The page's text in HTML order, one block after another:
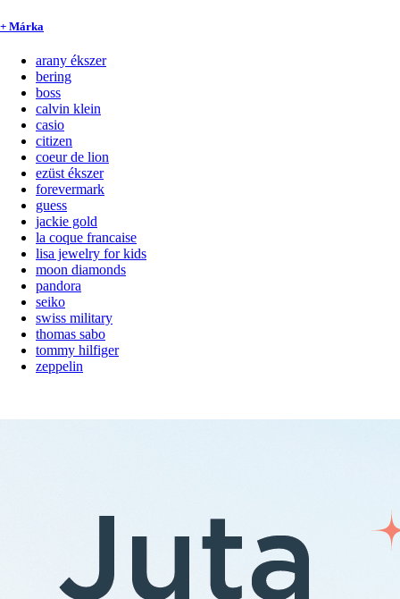
+ Márka
arany ékszer
bering
boss
calvin klein
casio
citizen
coeur de lion
ezüst ékszer
forevermark
guess
jackie gold
la coque francaise
lisa jewelry for kids
moon diamonds
pandora
seiko
swiss military
thomas sabo
tommy hilfiger
zeppelin